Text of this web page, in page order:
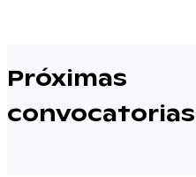
Próximas
convocatorias